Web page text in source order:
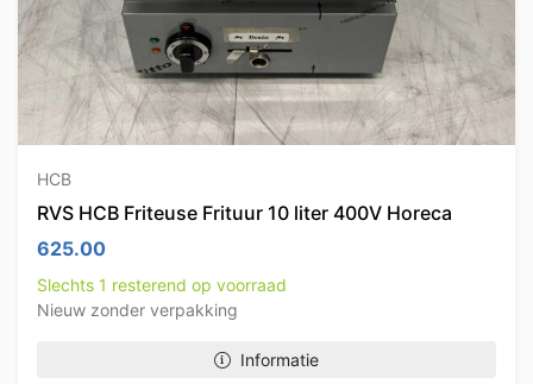
HCB
RVS HCB Friteuse Frituur 10 liter 400V Horeca
625.00
Slechts 1 resterend op voorraad
Nieuw zonder verpakking
Informatie